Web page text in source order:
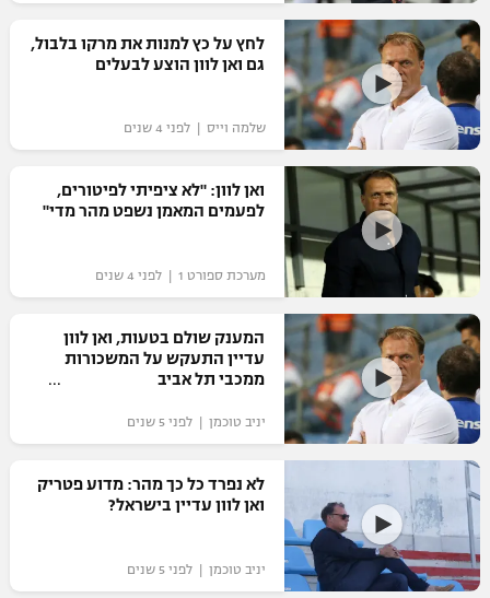
רשיון להקרנה פומבית לבית עסק
הצטרפות לחבילת הערוצים
לוח דרושים – ג'ובנט
תגיות
המגזין
לחץ על כץ למנות את מרקו בלבול,
גם ואן לוון הוצע לבעלים
שלמה וייס | לפני 4 שנים
ואן לוון: "לא ציפיתי לפיטורים,
לפעמים המאמן נשפט מהר מדי"
מערכת ספורט 1 | לפני 4 שנים
המענק שולם בטעות, ואן לוון
עדיין התעקש על המשכורות
ממכבי תל אביב
יניב טוכמן | לפני 5 שנים
לא נפרד כל כך מהר: מדוע פטריק
ואן לוון עדיין בישראל?
יניב טוכמן | לפני 5 שנים